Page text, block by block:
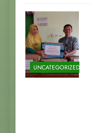
UNCATEGORIZED